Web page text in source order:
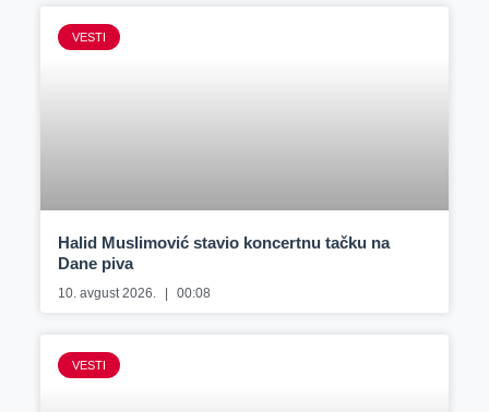
VESTI
Halid Muslimović stavio koncertnu tačku na
Dane piva
10. avgust 2026. 00:08
VESTI